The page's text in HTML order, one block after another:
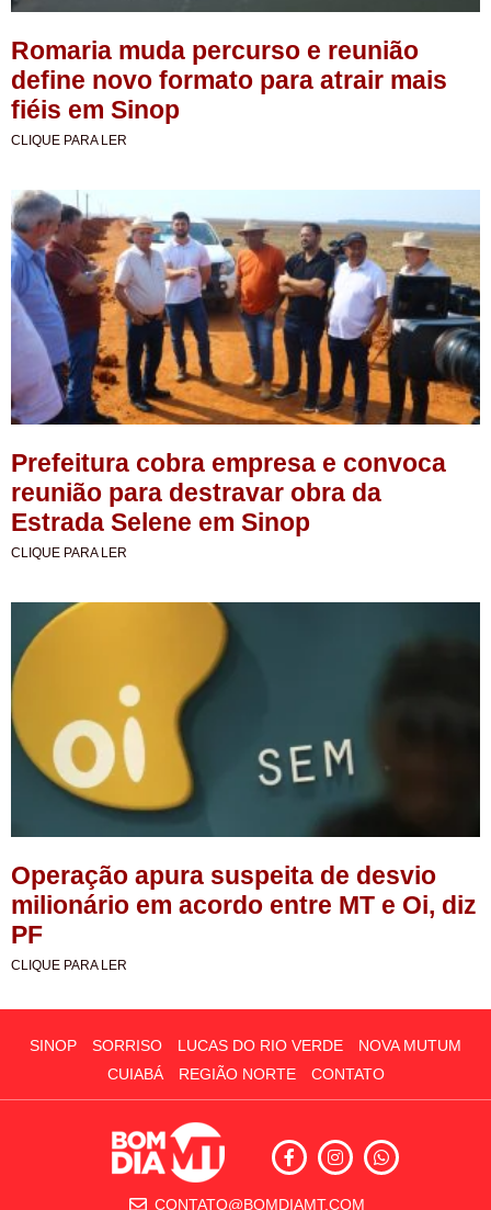
Romaria muda percurso e reunião
define novo formato para atrair mais
fiéis em Sinop
CLIQUE PARA LER
Prefeitura cobra empresa e convoca
reunião para destravar obra da
Estrada Selene em Sinop
CLIQUE PARA LER
Operação apura suspeita de desvio
milionário em acordo entre MT e Oi, diz
PF
CLIQUE PARA LER
SINOP SORRISO LUCAS DO RIO VERDE
NOVA MUTUM
CUIABÁ
REGIÃO NORTE CONTATO
CONTATO@BOMDIAMT.COM